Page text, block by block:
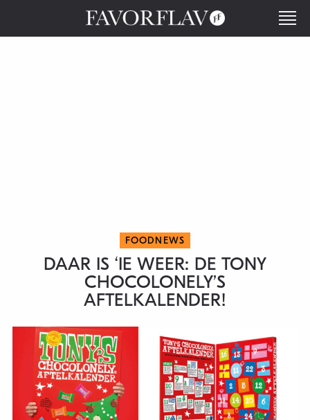
FOODNEWS
DAAR IS ‘IE WEER: DE TONY
CHOCOLONELY’S
AFTELKALENDER!